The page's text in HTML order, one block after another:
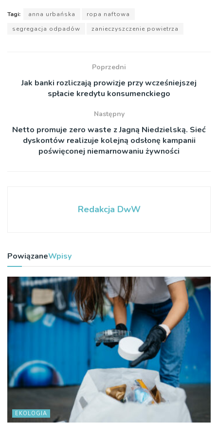
Tagi: anna urbańska
ropa naftowa
segregacja odpadów
zanieczyszczenie powietrza
Poprzedni
Jak banki rozliczają prowizje przy wcześniejszej
spłacie kredytu konsumenckiego
Następny
Netto promuje zero waste z Jagną Niedzielską. Sieć
dyskontów realizuje kolejną odsłonę kampanii
poświęconej niemarnowaniu żywności
Redakcja DwW
PowiązaneWpisy
EKOLOGIA